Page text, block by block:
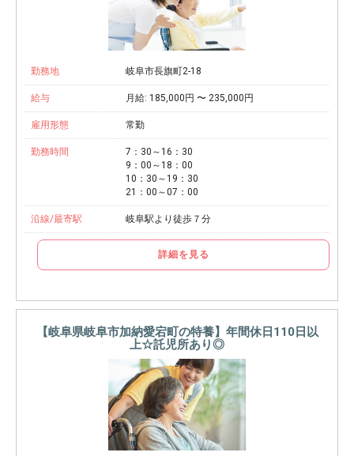
勤務地 岐阜市長旗町2-18
給与 月給: 185,000円 〜 235,000円
雇用形態 常勤
勤務時間
7：30～16：30
9：00～18：00
10：30～19：30
21：00～07：00
沿線/最寄駅 岐阜駅より徒歩７分
詳細を見る
【岐阜県岐阜市加納愛宕町の特養】年間休日110日以
上☆託児所あり◎